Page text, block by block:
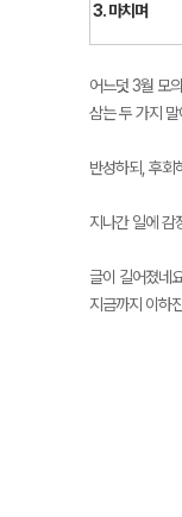
3. 마치며
어느덧 3월 모
삼는 두 가지
반성하되, 후회
지나간 일에 감
글이 길어졌네
지금까지 이하